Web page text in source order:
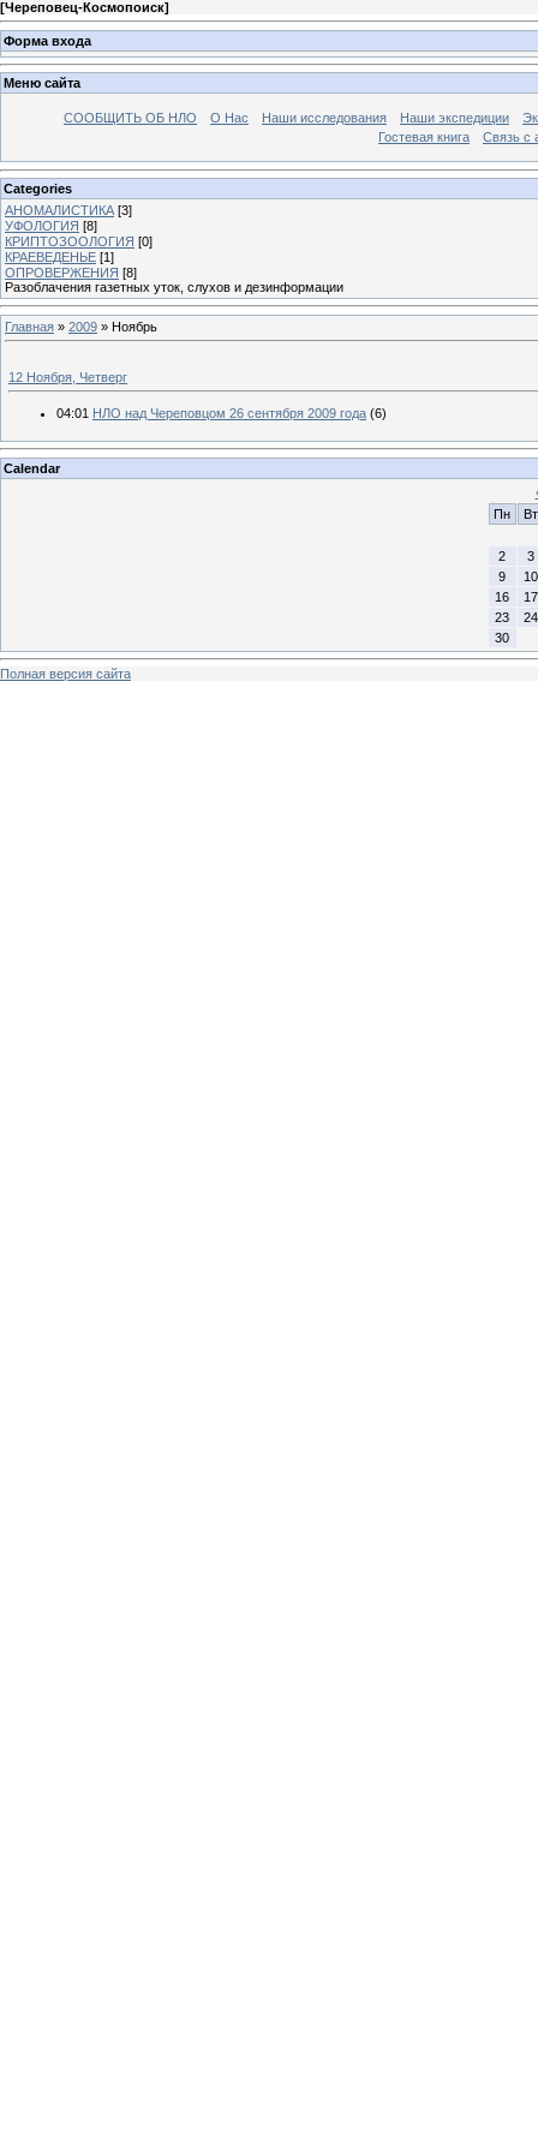
[Череповец-Космопоиск]
Форма входа
Меню сайта
СООБЩИТЬ ОБ НЛО О Нас Наши исследования Наши экспедиции
Гостевая книга
Связь с
Categories
АНОМАЛИСТИКА [3]
УФОЛОГИЯ [8]
КРИПТОЗООЛОГИЯ [0]
КРАЕВЕДЕНЬЕ [1]
ОПРОВЕРЖЕНИЯ [8]
Разоблачения газетных уток, слухов и дезинформации
Главная » 2009 » Ноябрь
12 Ноября, Четверг
04:01 НЛО над Череповцом 26 сентября 2009 года (6)
Calendar
Пн
Вт
2
3
9
10
16
17
23
24
30
Полная версия сайта